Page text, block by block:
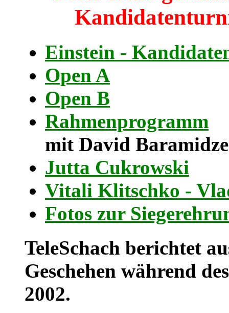
Einstein -
Open A
Open B
Rahmenprogramm
mit David
Jutta Cukrowski
Vitali Klitschko -
Fotos zur
TeleSchach berichtet
Geschehen während
2002.